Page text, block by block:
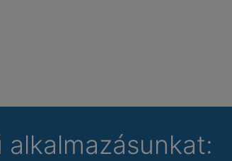
alkalmazásunkat: